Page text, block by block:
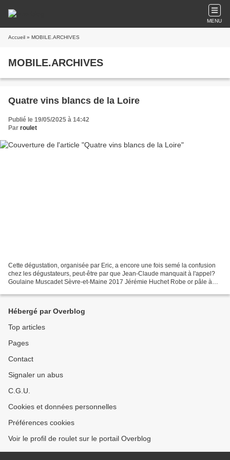
MENU
Accueil » MOBILE.ARCHIVES
MOBILE.ARCHIVES
Quatre vins blancs de la Loire
Publié le 19/05/2025 à 14:42
Par roulet
Cette dégustation, organisée par Eric, a encore une fois semé la confusion
chez les dégustateurs, peut-être par que Jean-Claude manquait à l'appel?
Goulaine Muscadet Sèvre-et-Maine 2017 Jérémie Huchet Robe or pâle à
Hébergé par Overblog
Top articles
Pages
Contact
Signaler un abus
C.G.U.
Cookies et données personnelles
Préférences cookies
Voir le profil de roulet sur le portail Overblog